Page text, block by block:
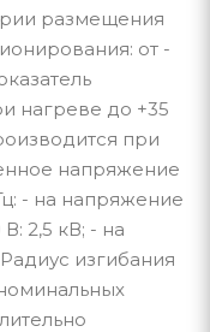
размещения
от -
нагреве до +35
при
напряжение
- на напряжение
2,5 кВ; - на
изгибания